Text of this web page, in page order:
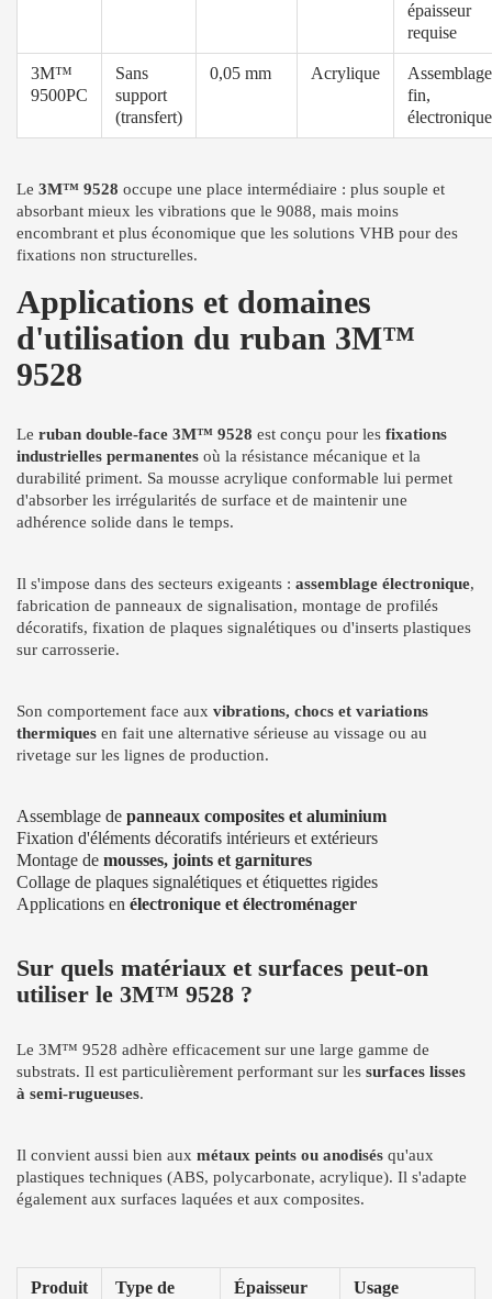
épaisseur
requise
3M™
9500PC
Sans
support
(transfert)
0,05 mm Acrylique
Assemblage
fin,
électronique
Le 3M™ 9528 occupe une place intermédiaire : plus souple et
absorbant mieux les vibrations que le 9088, mais moins
encombrant et plus économique que les solutions VHB pour des
fixations non structurelles.
Applications et domaines
d'utilisation du ruban 3M™
9528
Le ruban double-face 3M™ 9528 est conçu pour les fixations
industrielles permanentes où la résistance mécanique et la
durabilité priment. Sa mousse acrylique conformable lui permet
d'absorber les irrégularités de surface et de maintenir une
adhérence solide dans le temps.
Il s'impose dans des secteurs exigeants : assemblage électronique,
fabrication de panneaux de signalisation, montage de profilés
décoratifs, fixation de plaques signalétiques ou d'inserts plastiques
sur carrosserie.
Son comportement face aux vibrations, chocs et variations
thermiques en fait une alternative sérieuse au vissage ou au
rivetage sur les lignes de production.
Assemblage de panneaux composites et aluminium
Fixation d'éléments décoratifs intérieurs et extérieurs
Montage de mousses, joints et garnitures
Collage de plaques signalétiques et étiquettes rigides
Applications en électronique et électroménager
Sur quels matériaux et surfaces peut-on
utiliser le 3M™ 9528 ?
Le 3M™ 9528 adhère efficacement sur une large gamme de
substrats. Il est particulièrement performant sur les surfaces lisses
à semi-rugueuses.
Il convient aussi bien aux métaux peints ou anodisés qu'aux
plastiques techniques (ABS, polycarbonate, acrylique). Il s'adapte
également aux surfaces laquées et aux composites.
Produit
Type de
Épaisseur
Usage